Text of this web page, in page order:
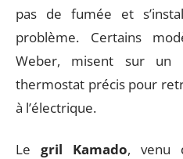
pas de fumée et
problème. Certains
Weber, misent sur un
thermostat précis pour
à l’électrique.
Le gril Kamado, venu